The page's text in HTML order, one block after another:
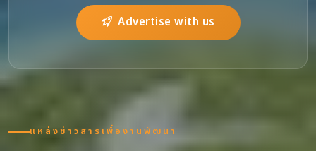
Advertise with us
แหล่งข่าวสารเพื่องานพัฒนา